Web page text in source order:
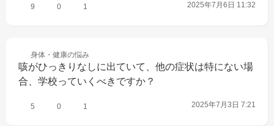
9 0 1 2025年7月6日 11:32
身体・健康の悩み
咳がひっきりなしに出ていて、他の症状は特にない場
合、学校っていくべきですか？
5 0 1 2025年7月3日 7:21